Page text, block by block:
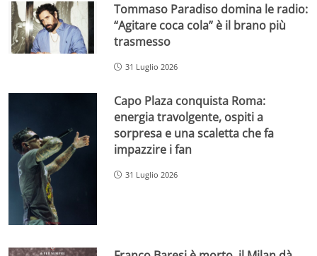
Tommaso Paradiso domina le radio:
“Agitare coca cola” è il brano più
trasmesso
31 Luglio 2026
Capo Plaza conquista Roma:
energia travolgente, ospiti a
sorpresa e una scaletta che fa
impazzire i fan
31 Luglio 2026